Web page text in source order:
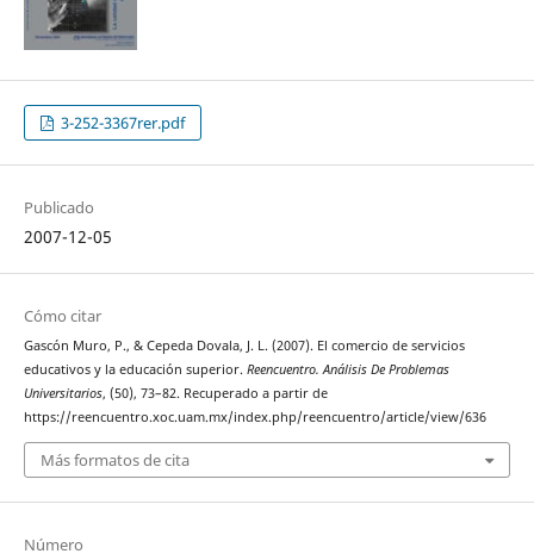
3-252-3367rer.pdf
Publicado
2007-12-05
Cómo citar
Gascón Muro, P., & Cepeda Dovala, J. L. (2007). El comercio de servicios
educativos y la educación superior. Reencuentro. Análisis De Problemas
Universitarios, (50), 73–82. Recuperado a partir de
https://reencuentro.xoc.uam.mx/index.php/reencuentro/article/view/636
Más formatos de cita
Número